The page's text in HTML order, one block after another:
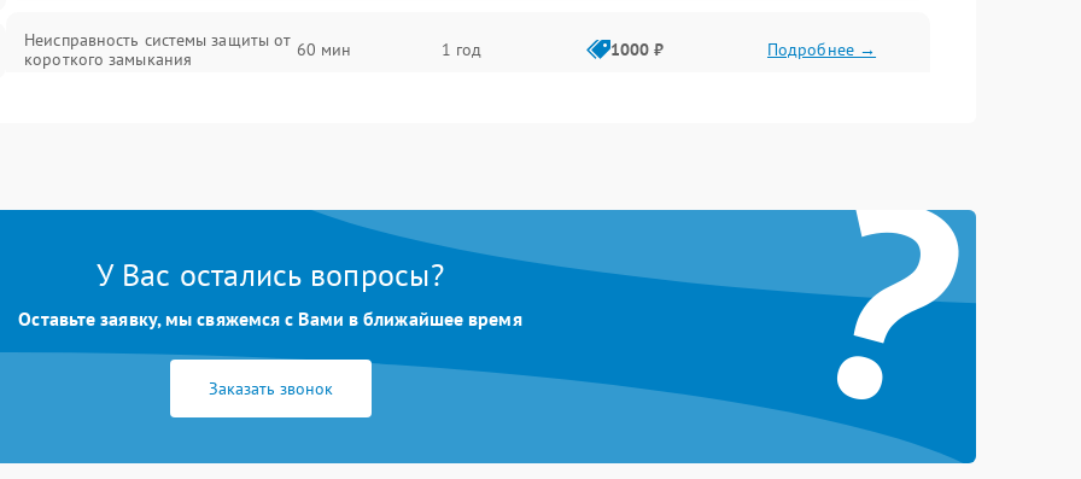
Неисправность системы защиты от
короткого замыкания
60 мин 1 год 1000 ₽ Подробнее →
Неисправность системы защиты от
60 мин Подробнее →
замыкания
60 мин Подробнее →
Повреждение системы защиты от
60 мин 1000 ₽ Подробнее →
?
У Вас остались вопросы?
Оставьте заявку, мы свяжемся с Вами в ближайшее время
Заказать звонок